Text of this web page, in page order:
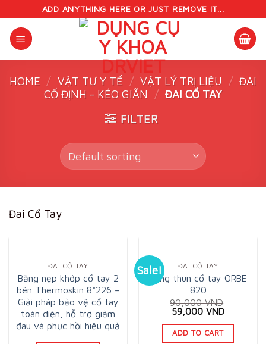
content
ADD ANYTHING HERE OR JUST REMOVE IT...
HOME / VẬT TƯ Y TẾ / VẬT LÝ TRỊ LIỆU / ĐAI
CỐ ĐỊNH - KÉO GIÃN / ĐAI CỔ TAY
FILTER
Đai Cổ Tay
ĐAI CỔ TAY
Băng nẹp khớp cổ tay 2
bên Thermoskin 8*226 –
Giải pháp bảo vệ cổ tay
toàn diện, hỗ trợ giảm
đau và phục hồi hiệu quả
Sale! ĐAI CỔ TAY
Băng thun cổ tay ORBE
820
90,000VND
Original
was:
90,000 VND.
59,000 VNDCurrent
ADD TO CART